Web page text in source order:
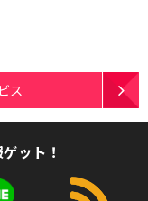
ス
ット！